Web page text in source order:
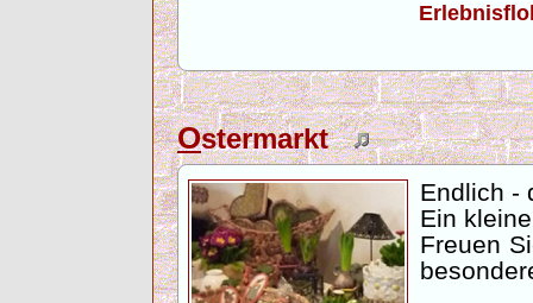
Ostermarkt
Endlich -
Ein
Freuen